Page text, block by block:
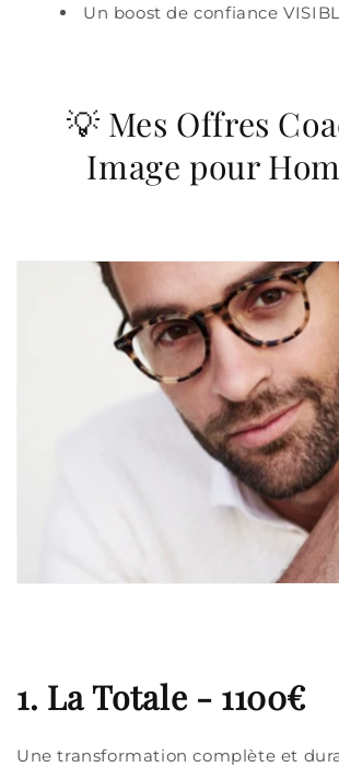
Un boost de confiance
💡 Mes Offres
Image pour
1. La Totale - 1100€
Une transformation complète et